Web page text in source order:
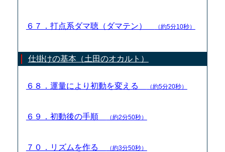
６７．打点系ダマ聴（ダマテン） （約5分10秒）
仕掛けの基本（土田のオカルト）
６８．運量により初動を変える （約5分20秒）
６９．初動後の手順 （約2分50秒）
７０．リズムを作る （約3分50秒）